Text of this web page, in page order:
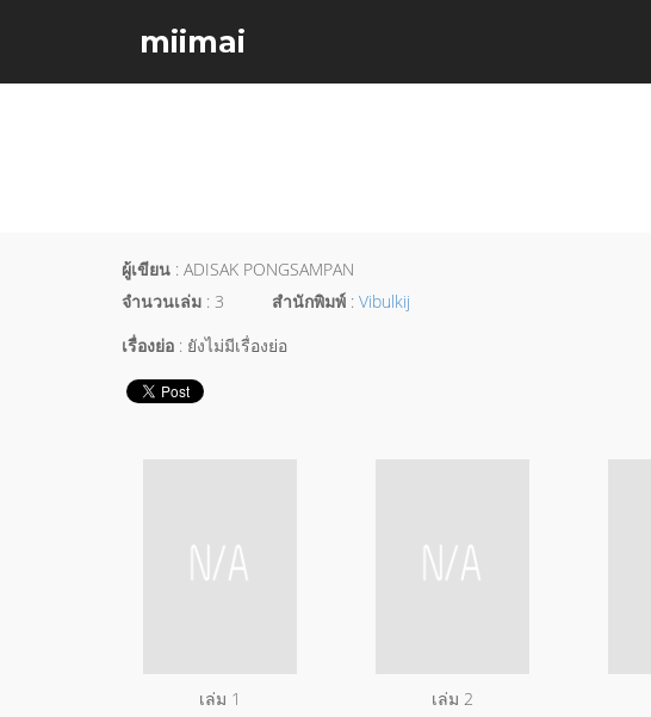
miimai
ผู้เขียน : ADISAK PONGSAMPAN
จำนวนเล่ม : 3 สำนักพิมพ์ : Vibulkij
เรื่องย่อ : ยังไม่มีเรื่องย่อ
เล่ม 1 เล่ม 2